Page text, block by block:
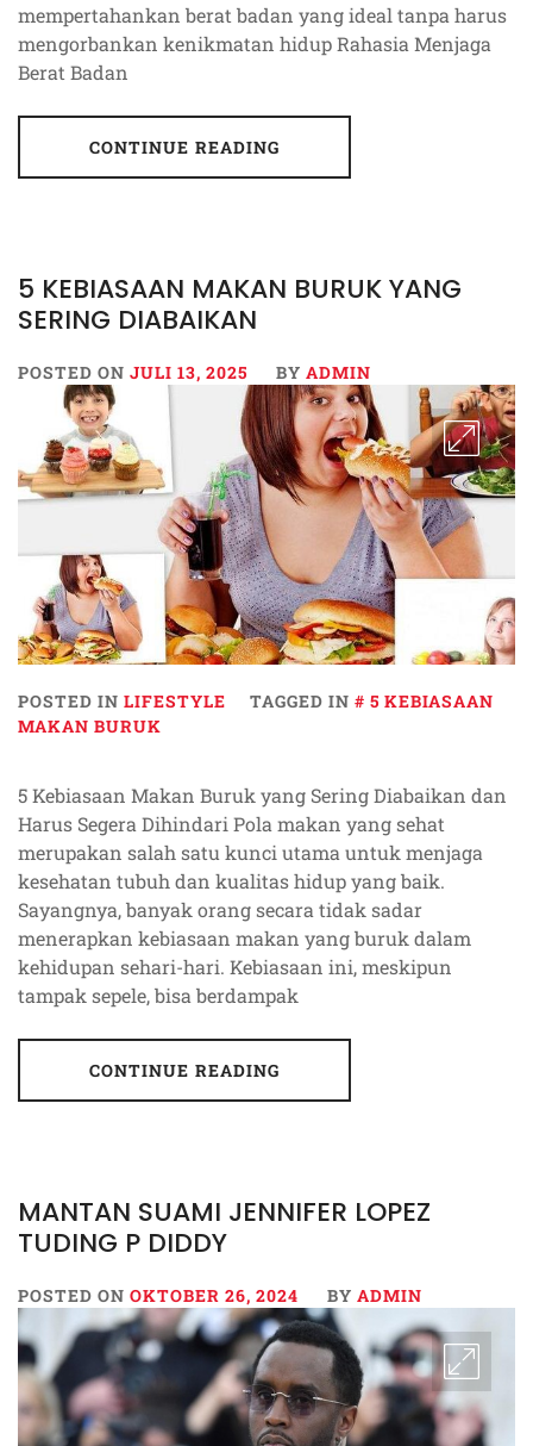
mempertahankan berat badan yang ideal tanpa harus
mengorbankan kenikmatan hidup Rahasia Menjaga
Berat Badan
CONTINUE READING
5 KEBIASAAN MAKAN BURUK YANG
SERING DIABAIKAN
POSTED ON JULI 13, 2025 BY ADMIN
POSTED IN LIFESTYLE TAGGED IN
5 KEBIASAAN
MAKAN BURUK
5 Kebiasaan Makan Buruk yang Sering Diabaikan dan
Harus Segera Dihindari Pola makan yang sehat
merupakan salah satu kunci utama untuk menjaga
kesehatan tubuh dan kualitas hidup yang baik.
Sayangnya, banyak orang secara tidak sadar
menerapkan kebiasaan makan yang buruk dalam
kehidupan sehari-hari. Kebiasaan ini, meskipun
tampak sepele, bisa berdampak
CONTINUE READING
MANTAN SUAMI JENNIFER LOPEZ
TUDING P DIDDY
POSTED ON OKTOBER 26, 2024 BY ADMIN